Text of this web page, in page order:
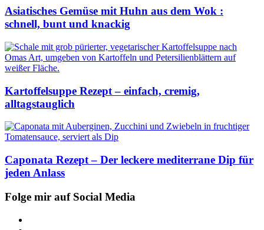
Asiatisches Gemüse mit Huhn aus dem Wok :
schnell, bunt und knackig
Kartoffelsuppe Rezept – einfach, cremig,
alltagstauglich
Caponata Rezept – Der leckere mediterrane Dip für
jeden Anlass
Folge mir auf Social Media